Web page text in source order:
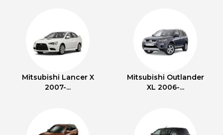
Mitsubishi Lancer X
2007-...
Mitsubishi Outlander
XL 2006-...